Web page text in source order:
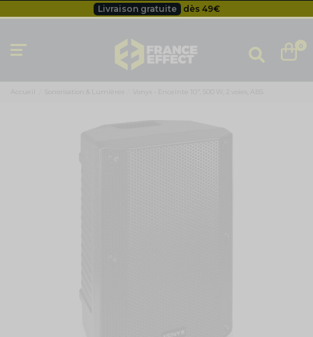
Livraison gratuite dès 49€
Livraison gratuite dès 49 0
Accueil Sonorisation & Lumières Vonyx - Enceinte 10", 500 W, 2 voies, ABS